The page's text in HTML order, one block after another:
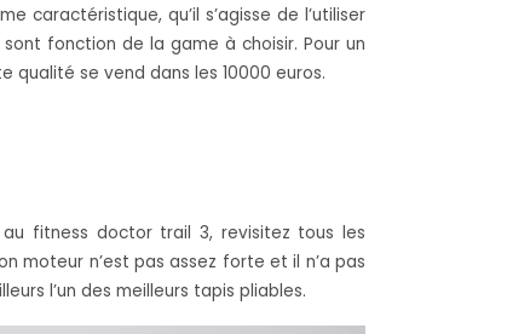
qu’il s’agisse de l’utiliser
fonction de la game à choisir. Pour un
qualité se vend dans les 10000 euros.
fitness doctor trail 3, revisitez tous les
moteur n’est pas assez forte et il n’a pas
l’un des meilleurs tapis pliables.